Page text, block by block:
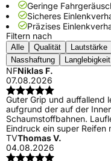
Geringe
Sicheres
Präzises
Filtern nach
Alle Qualität Lautstärke
Nasshaftung
Langlebigkeit
NFNiklas F.
07.08.2026
Guter Grip und auffallend
aufgrund der auf der
Schaumstoffbahnen.
Eindruck ein super Reifen
TVThomas V.
04.08.2026